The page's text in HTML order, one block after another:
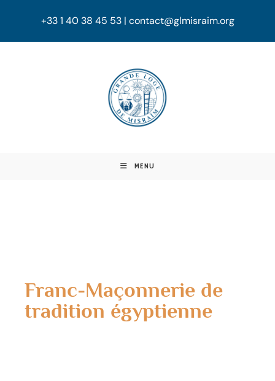
+33 1 40 38 45 53 | contact@glmisraim.org
MENU
Franc-Maçonnerie de
tradition égyptienne